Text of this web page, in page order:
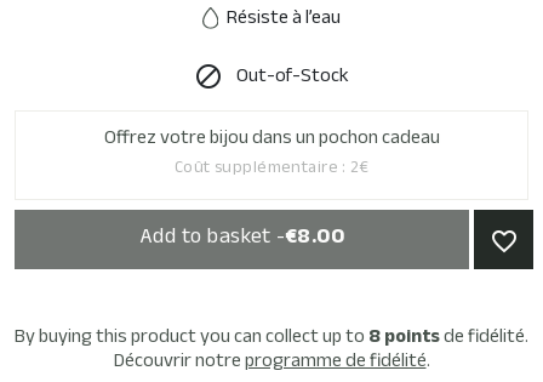
Résiste à l’eau
 Out-of-Stock
Offrez votre bijou dans un pochon cadeau
Coût supplémentaire : 2€
Add to basket -€8.00 favorite_border
By buying this product you can collect up to8pointsde fidélité.
Découvrir notreprogramme de fidélité.